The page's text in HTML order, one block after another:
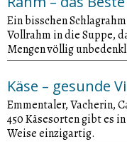
Ein bisschen
Vollrahm in die Suppe,
Mengen völlig
Käse – gesunde
Emmentaler, Vacherin,
450 Käsesorten gibt es
Weise einzigartig.